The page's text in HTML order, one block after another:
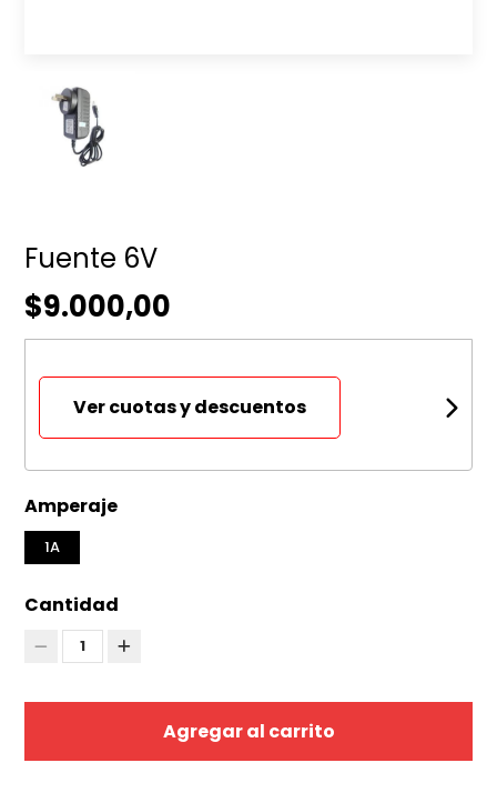
Fuente 6V
$9.000,00
Ver cuotas y descuentos
Amperaje
1A
Cantidad
1
Agregar al carrito